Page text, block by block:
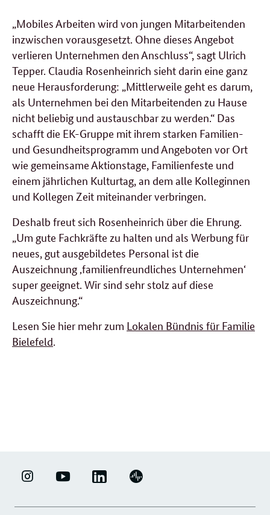
„Mobiles Arbeiten wird von jungen Mitarbeitenden
inzwischen vorausgesetzt. Ohne dieses Angebot
verlieren Unternehmen den Anschluss“, sagt Ulrich
Tepper. Claudia Rosenheinrich sieht darin eine ganz
neue Herausforderung: „Mittlerweile geht es darum,
als Unternehmen bei den Mitarbeitenden zu Hause
nicht beliebig und austauschbar zu werden.“ Das
schafft die EK-Gruppe mit ihrem starken Familien-
und Gesundheitsprogramm und Angeboten vor Ort
wie gemeinsame Aktionstage, Familienfeste und
einem jährlichen Kulturtag, an dem alle Kolleginnen
und Kollegen Zeit miteinander verbringen.
Deshalb freut sich Rosenheinrich über die Ehrung.
„Um gute Fachkräfte zu halten und als Werbung für
neues, gut ausgebildetes Personal ist die
Auszeichnung ‚familienfreundliches Unternehmen‘
super geeignet. Wir sind sehr stolz auf diese
Auszeichnung.“
Lesen Sie hier mehr zum Lokalen Bündnis für Familie
Bielefeld
ERFOLGSFAKTOR
YOUTUBE LINKEDIN
UNTERNEHMENSNETZWERK
PODIGEE